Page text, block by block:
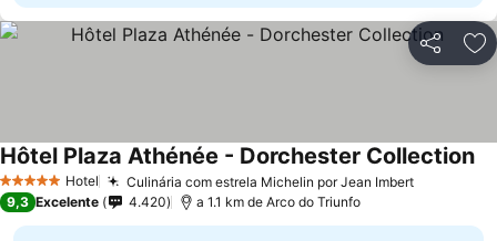
Partilhar
5 Estrelas Hotel Culinária com estrela Michelin por Jean Imbert
Hôtel Plaza Athénée - Dorchester Collection
9,3 Excelente 4.420 a 1.1 km de Arco do Triunfo